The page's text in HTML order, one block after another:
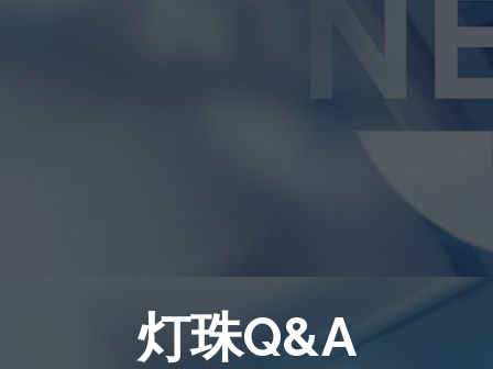
灯珠Q&A